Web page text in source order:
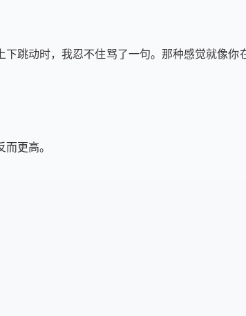
跳动时，我忍不住骂了一句。那种感觉就像你
更高。